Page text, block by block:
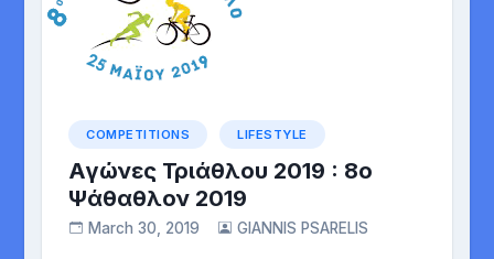
COMPETITIONS LIFESTYLE
Αγώνες Τριάθλου 2019 : 8o
Ψάθαθλον 2019
March 30, 2019 GIANNIS PSARELIS